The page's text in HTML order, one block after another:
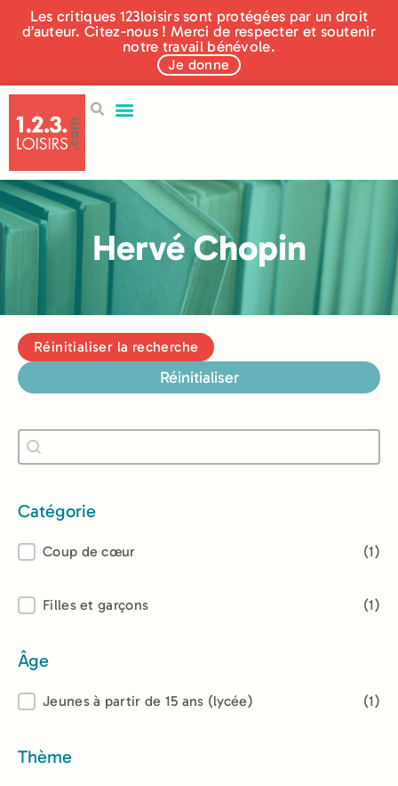
Les critiques 123loisirs sont protégées par un droit
d’auteur. Citez-nous ! Merci de respecter et soutenir
notre travail bénévole.
Je donne
Hervé Chopin
Réinitialiser la recherche
Réinitialiser
Recherche
Rechercher
Catégorie
Catégorie
Coup de cœur (1)
Lectorat
Filles et garçons (1)
Âge
ÂgeJeunes à partir de 15 ans (lycée) (1)
Thème